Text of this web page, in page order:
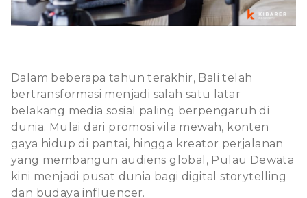
Dalam beberapa tahun terakhir, Bali telah
bertransformasi menjadi salah satu latar
belakang media sosial paling berpengaruh di
dunia. Mulai dari promosi vila mewah, konten
gaya hidup di pantai, hingga kreator perjalanan
yang membangun audiens global, Pulau Dewata
kini menjadi pusat dunia bagi digital storytelling
dan budaya influencer.